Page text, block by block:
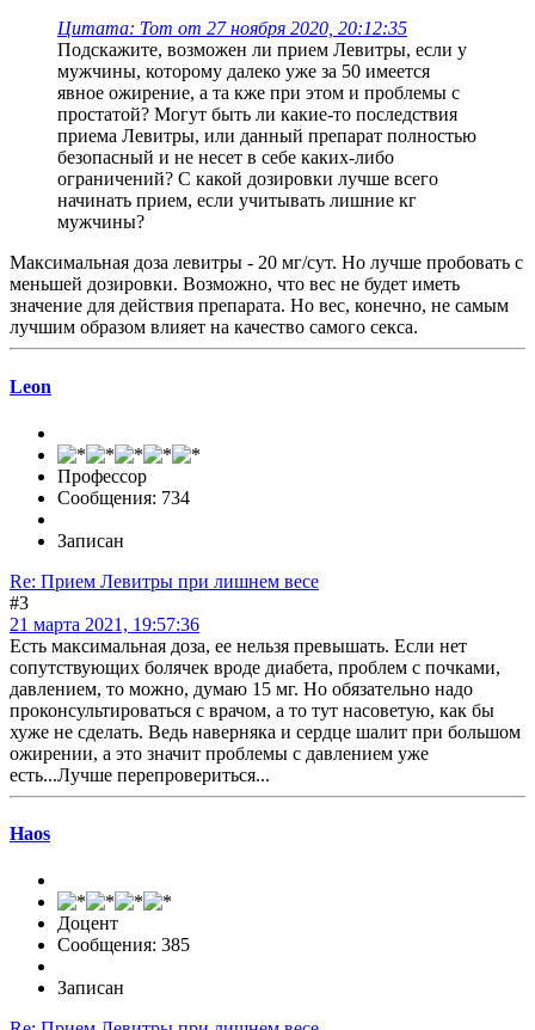
Цитата: Tom от 27 ноября 2020, 20:12:35
Подскажите, возможен ли прием Левитры, если у
мужчины, которому далеко уже за 50 имеется
явное ожирение, а та кже при этом и проблемы с
простатой? Могут быть ли какие-то последствия
приема Левитры, или данный препарат полностью
безопасный и не несет в себе каких-либо
ограничений? С какой дозировки лучше всего
начинать прием, если учитывать лишние кг
мужчины?
Максимальная доза левитры - 20 мг/сут. Но лучше пробовать с
меньшей дозировки. Возможно, что вес не будет иметь
значение для действия препарата. Но вес, конечно, не самым
лучшим образом влияет на качество самого секса.
Leon
Профессор
Сообщения: 734
Записан
Re: Прием Левитры при лишнем весе
#3
21 марта 2021, 19:57:36
Есть максимальная доза, ее нельзя превышать. Если нет
сопутствующих болячек вроде диабета, проблем с почками,
давлением, то можно, думаю 15 мг. Но обязательно надо
проконсультироваться с врачом, а то тут насоветую, как бы
хуже не сделать. Ведь наверняка и сердце шалит при большом
ожирении, а это значит проблемы с давлением уже
есть...Лучше перепровериться...
Haos
Доцент
Сообщения: 385
Записан